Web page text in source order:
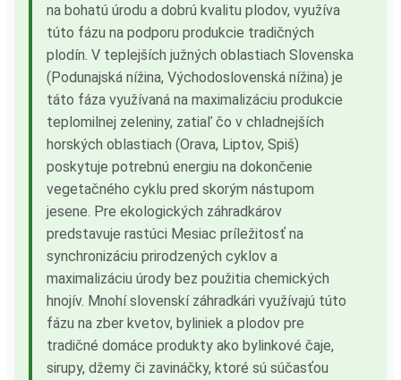
na bohatú úrodu a dobrú kvalitu plodov, využíva
túto fázu na podporu produkcie tradičných
plodín. V teplejších južných oblastiach Slovenska
(Podunajská nížina, Východoslovenská nížina) je
táto fáza využívaná na maximalizáciu produkcie
teplomilnej zeleniny, zatiaľ čo v chladnejších
horských oblastiach (Orava, Liptov, Spiš)
poskytuje potrebnú energiu na dokončenie
vegetačného cyklu pred skorým nástupom
jesene. Pre ekologických záhradkárov
predstavuje rastúci Mesiac príležitosť na
synchronizáciu prirodzených cyklov a
maximalizáciu úrody bez použitia chemických
hnojív. Mnohí slovenskí záhradkári využívajú túto
fázu na zber kvetov, byliniek a plodov pre
tradičné domáce produkty ako bylinkové čaje,
sirupy, džemy či zavináčky, ktoré sú súčasťou